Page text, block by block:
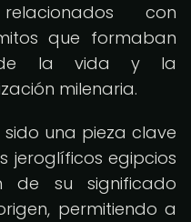
con
que formaban
de la vida y la
milenaria.
una pieza clave
jeroglíficos egipcios
de su significado
permitiendo a